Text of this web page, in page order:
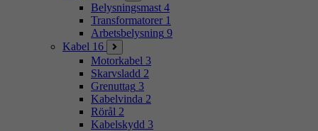
Belysningsmast 4
Transformatorer 1
Arbetsbelysning 9
Kabel 16
Motorkabel 3
Skarvsladd 2
Grenuttag 3
Kabelvinda 2
Rörål 2
Kabelskydd 3